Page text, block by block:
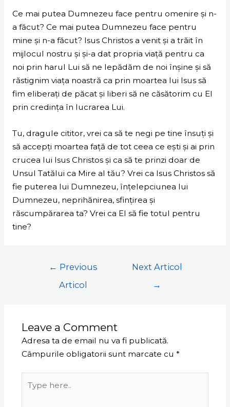
Ce mai putea Dumnezeu face pentru omenire și n-
a făcut? Ce mai putea Dumnezeu face pentru
mine și n-a făcut? Isus Christos a venit și a trăit în
mijlocul nostru și și-a dat propria viață pentru ca
noi prin harul Lui să ne lepădăm de noi înșine și să
răstignim viața noastră ca prin moartea lui Isus să
fim eliberați de păcat și liberi să ne căsătorim cu El
prin credința în lucrarea Lui.
Tu, dragule cititor, vrei ca să te negi pe tine însuți și
să accepți moartea față de tot ceea ce ești și ai prin
crucea lui Isus Christos și ca să te prinzi doar de
Unsul Tatălui ca Mire al tău? Vrei ca Isus Christos să
fie puterea lui Dumnezeu, înțelepciunea lui
Dumnezeu, neprihănirea, sfințirea și
răscumpărarea ta? Vrei ca El să fie totul pentru
tine?
← Previous
Articol
Next Articol
→
Leave a Comment
Adresa ta de email nu va fi publicată.
Câmpurile obligatorii sunt marcate cu *
here..